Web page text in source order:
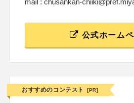
mail : chusankan-
公式ホーム
おすすめのコンテスト [PR]